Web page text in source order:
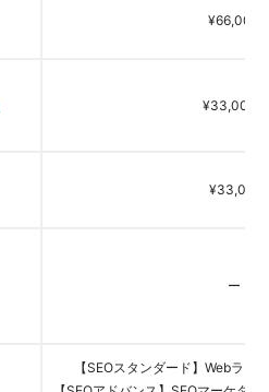
¥66,000
¥33,000~
¥33,000
ー
【SEOスタンダード】Webラ